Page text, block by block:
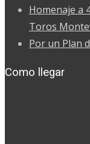
Homenaje a
Toros
Por un Plan
Como llegar